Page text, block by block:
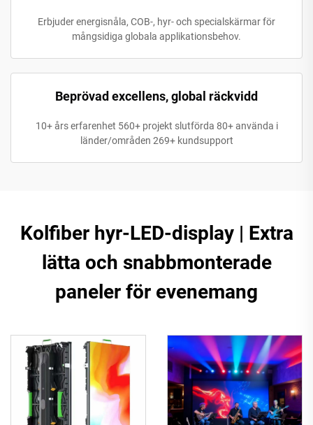
Erbjuder energisnåla, COB-, hyr- och specialskärmar för
mångsidiga globala applikationsbehov.
Beprövad excellens, global räckvidd
10+ års erfarenhet 560+ projekt slutförda 80+ använda i
länder/områden 269+ kundsupport
Kolfiber hyr-LED-display | Extra
lätta och snabbmonterade
paneler för evenemang